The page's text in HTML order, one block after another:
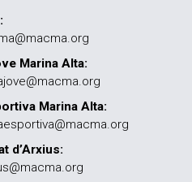
Marina Alta:
Marina Alta:
d’Arxius: